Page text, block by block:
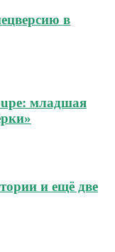
в
младшая
и ещё две